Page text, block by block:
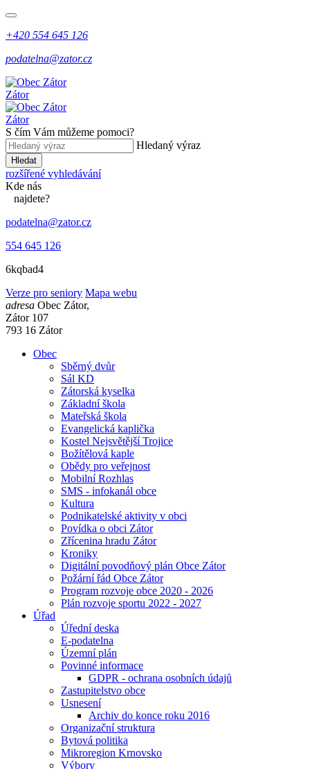
+420 554 645 126
podatelna@zator.cz
Zátor
Zátor
S čím Vám můžeme pomoci?
Hledaný výraz
Hledat
rozšířené vyhledávání
Kde nás
najdete?
podatelna@zator.cz
554 645 126
6kqbad4
Verze pro seniory Mapa webu
adresa Obec Zátor,
Zátor 107
793 16 Zátor
Obec
Sběrný dvůr
Sál KD
Zátorská kyselka
Základní škola
Mateřská škola
Evangelická kaplička
Kostel Nejsvětější Trojice
Božítělová kaple
Obědy pro veřejnost
Mobilní Rozhlas
SMS - infokanál obce
Kultura
Podnikatelské aktivity v obci
Povídka o obci Zátor
Zřícenina hradu Zátor
Kroniky
Digitální povodňový plán Obce Zátor
Požární řád Obce Zátor
Program rozvoje obce 2020 - 2026
Plán rozvoje sportu 2022 - 2027
Úřad
Úřední deska
E-podatelna
Územní plán
Povinné informace
GDPR - ochrana osobních údajů
Zastupitelstvo obce
Usnesení
Archiv do konce roku 2016
Organizační struktura
Bytová politika
Mikroregion Krnovsko
Výbory